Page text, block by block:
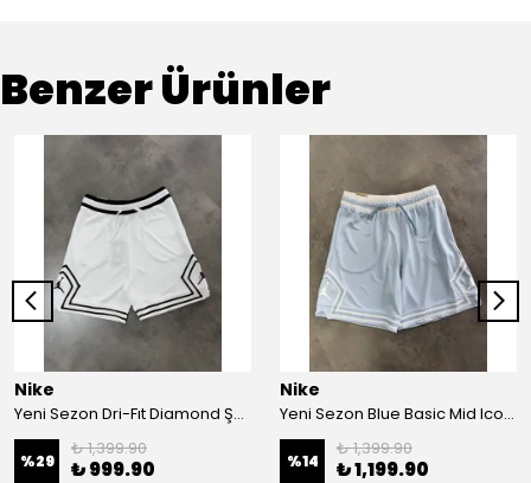
Benzer Ürünler
Nike
Yeni Sezon Dri-Fıt Diamond Şort
%29
₺ 1,399.90
₺ 999.90
Nike
Yeni Sezon Blue Basic Mid Icon Logo Şort
%14
₺ 1,399.90
₺ 1,199.90